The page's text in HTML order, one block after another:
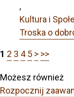
,
Kultura i
Troska o
1 2 3 4 5 > >>
Możesz również
Rozpocznij